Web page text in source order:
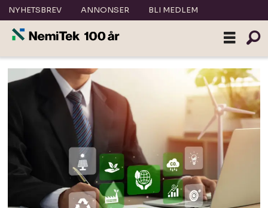
NYHETSBREV ANNONSER BLI MEDLEM
Tag: